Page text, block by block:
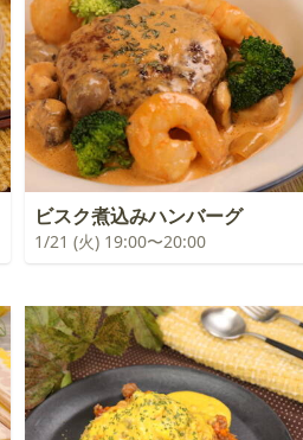
ビスク煮込みハンバーグ
1/21 (火) 19:00〜20:00